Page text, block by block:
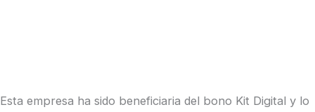
Esta empresa ha sido beneficiaria del bono Kit Digital y lo